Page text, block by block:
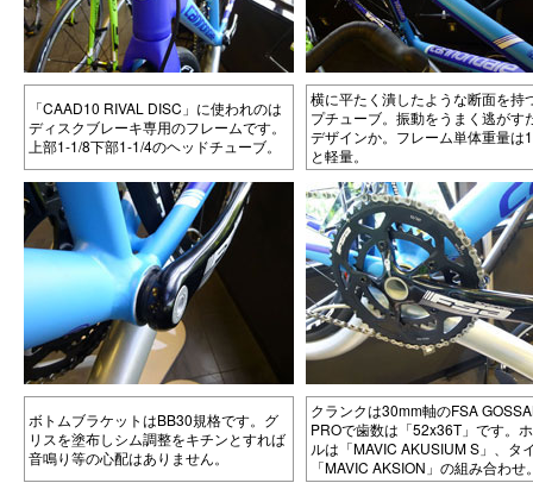
「CAAD10 RIVAL DISC」に使われのは
ディスクブレーキ専用のフレームです。
上部1-1/8下部1-1/4のヘッドチューブ。
横に平たく潰したような断面を持
プチューブ。振動をうまく逃がす
デザインか。フレーム単体重量は
と軽量。
ボトムブラケットはBB30規格です。グ
リスを塗布しシム調整をキチンとすれば
音鳴り等の心配はありません。
クランクは30mm軸のFSA
PROで歯数は「52x36T」です。
ルは「MAVIC AKUSIUM S」、タ
「MAVIC AKSION」の組み合わせ